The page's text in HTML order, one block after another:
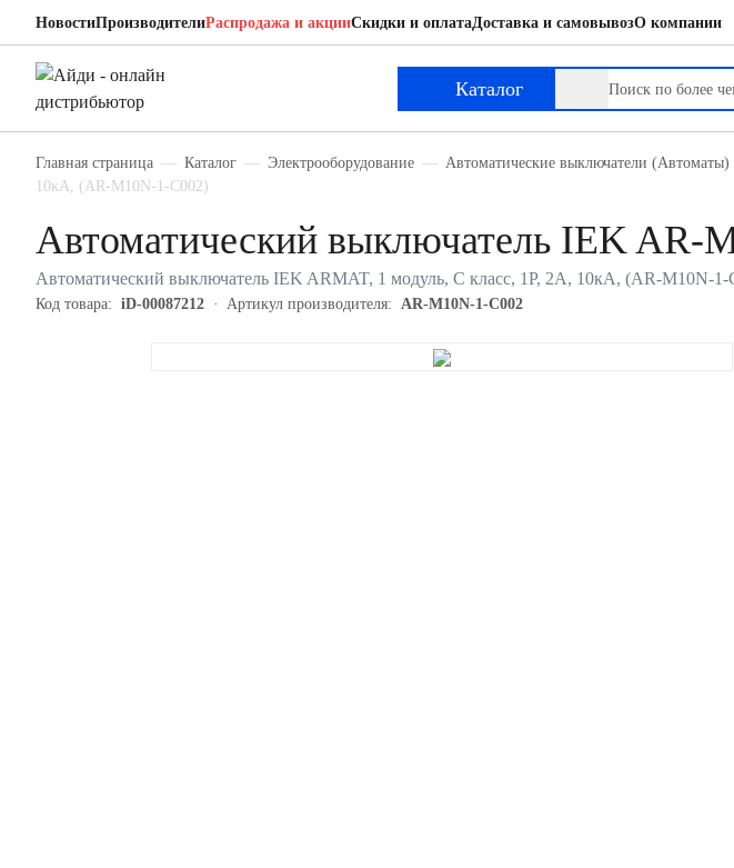
НовостиПроизводителиРаспродажа и акцииСкидки и оплатаДоставка и самовывозО компании
Каталог
Главная страница Каталог Электрооборудование Автоматические выключатели (Автоматы)
10кА, (AR-M10N-1-C002)
Автоматический выключатель IEK AR-
Автоматический выключатель IEK ARMAT, 1 модуль, C класс, 1P, 2А, 10кА, (AR-M10N-1-
Код товара: iD-00087212 Артикул производителя: AR-M10N-1-C002
IEK AR-M10N-1-C002
Автоматический выключатель